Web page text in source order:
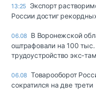
13:25 Экспорт
России достиг
06.08 В Воронежской
оштрафовали на 100 тыс.
трудоустройство экс-
06.08 Товарооборот
сократился на две трети